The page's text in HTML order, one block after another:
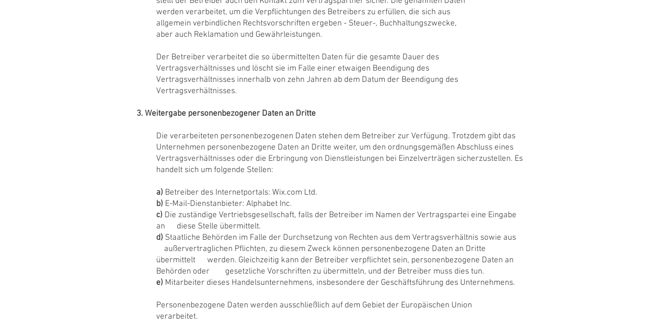
werden verarbeitet, um die Verpflichtungen des Betreibers zu erfüllen, die sich aus
allgemein verbindlichen Rechtsvorschriften ergeben - Steuer-, Buchhaltungszwecke,
aber auch Reklamation und Gewährleistungen.
Der Betreiber verarbeitet die so übermittelten Daten für die gesamte Dauer des
Vertragsverhältnisses und löscht sie im Falle einer etwaigen Beendigung des
Vertragsverhältnisses innerhalb von zehn Jahren ab dem Datum der Beendigung des
Vertragsverhältnisses.
3. Weitergabe personenbezogener Daten an Dritte
Die verarbeiteten personenbezogenen Daten stehen dem Betreiber zur Verfügung. Trotzdem gibt das
Unternehmen personenbezogene Daten an Dritte weiter, um den ordnungsgemäßen Abschluss eines
Vertragsverhältnisses oder die Erbringung von Dienstleistungen bei Einzelverträgen sicherzustellen. Es
handelt sich um folgende Stellen:
a) Betreiber des Internetportals: Wix.com Ltd.
b) E-Mail-Dienstanbieter: Alphabet Inc.
c) Die zuständige Vertriebsgesellschaft, falls der Betreiber im Namen der Vertragspartei eine Eingabe
an diese Stelle übermittelt.
d) Staatliche Behörden im Falle der Durchsetzung von Rechten aus dem Vertragsverhältnis sowie aus
außervertraglichen Pflichten, zu diesem Zweck können personenbezogene Daten an Dritte
übermittelt werden. Gleichzeitig kann der Betreiber verpflichtet sein, personenbezogene Daten an
Behörden oder gesetzliche Vorschriften zu übermitteln, und der Betreiber muss dies tun.
e) Mitarbeiter dieses Handelsunternehmens, insbesondere der Geschäftsführung des Unternehmens.
Personenbezogene Daten werden ausschließlich auf dem Gebiet der Europäischen Union
verarbeitet.